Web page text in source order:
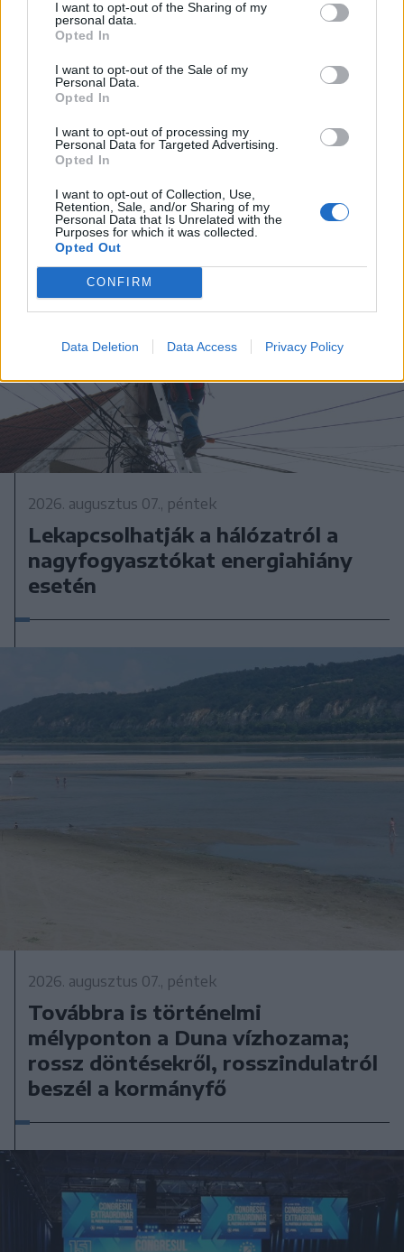
I want to opt-out of the Sharing of my
personal data.
Opted In
I want to opt-out of the Sale of my
Personal Data.
Opted In
I want to opt-out of processing my
Personal Data for Targeted Advertising.
Opted In
I want to opt-out of Collection, Use,
Retention, Sale, and/or Sharing of my
Personal Data that Is Unrelated with the
Purposes for which it was collected.
Opted Out
CONFIRM
Data Deletion Data Access Privacy Policy
2026. augusztus 07., péntek
Meddig használható még a régi
személyi?
2026. augusztus 07., péntek
Lekapcsolhatják a hálózatról a
nagyfogyasztókat energiahiány
esetén
2026. augusztus 07., péntek
Továbbra is történelmi
mélyponton a Duna vízhozama;
rossz döntésekről, rosszindulatról
beszél a kormányfő